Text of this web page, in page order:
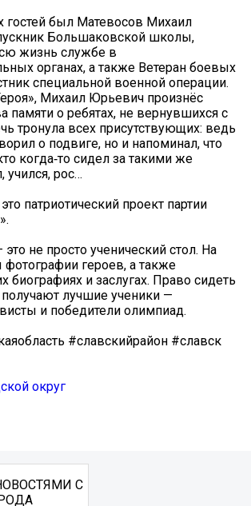
гостей был Матевосов Михаил
Большаковской школы,
жизнь службе в
органах, а также Ветеран боевых
специальной военной операции.
Михаил Юрьевич произнёс
памяти о ребятах, не вернувшихся с
тронула всех присутствующих: ведь
о подвиге, но и напоминал, что
когда‑то сидел за такими же
учился, рос…
патриотический проект партии
это не просто ученический стол. На
героев, а также
биографиях и заслугах. Право сидеть
получают лучшие ученики —
и победители олимпиад.
#славскийрайон #славск
округ
С